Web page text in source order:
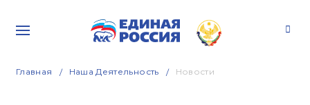
Главная Наша Деятельность Новости